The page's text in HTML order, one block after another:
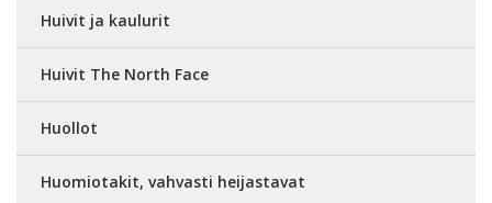
Huivit ja kaulurit
Huivit The North Face
Huollot
Huomiotakit, vahvasti heijastavat